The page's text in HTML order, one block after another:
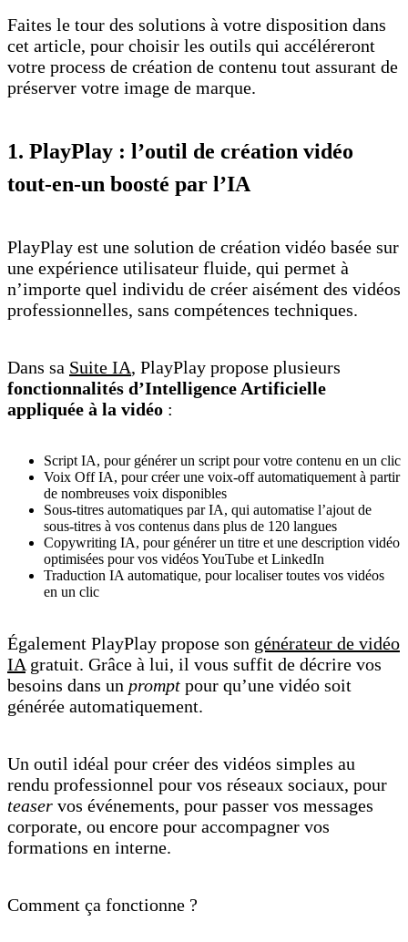
Faites le tour des solutions à votre disposition dans
cet article, pour choisir les outils qui accéléreront
votre process de création de contenu tout assurant de
préserver votre image de marque.
1. PlayPlay : l’outil de création vidéo
tout-en-un boosté par l’IA
PlayPlay est une solution de création vidéo basée sur
une expérience utilisateur fluide, qui permet à
n’importe quel individu de créer aisément des vidéos
professionnelles, sans compétences techniques.
Dans sa Suite IA, PlayPlay propose plusieurs
fonctionnalités d’Intelligence Artificielle
appliquée à la vidéo :
Script IA, pour générer un script pour votre contenu en un clic
Voix Off IA, pour créer une voix-off automatiquement à partir
de nombreuses voix disponibles
Sous-titres automatiques par IA, qui automatise l’ajout de
sous-titres à vos contenus dans plus de 120 langues
Copywriting IA, pour générer un titre et une description vidéo
optimisées pour vos vidéos YouTube et LinkedIn
Traduction IA automatique, pour localiser toutes vos vidéos
en un clic
Également PlayPlay propose son générateur de vidéo
IA gratuit. Grâce à lui, il vous suffit de décrire vos
besoins dans un prompt pour qu’une vidéo soit
générée automatiquement.
Un outil idéal pour créer des vidéos simples au
rendu professionnel pour vos réseaux sociaux, pour
teaser vos événements, pour passer vos messages
corporate, ou encore pour accompagner vos
formations en interne.
Comment ça fonctionne ?